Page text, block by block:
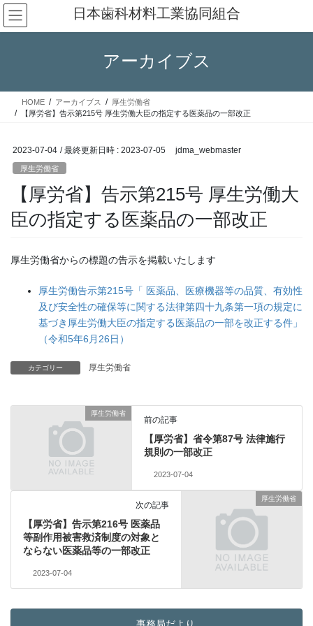
コ
ン
テ
ス
ナ
ビ
ゲ
ン
日本歯科材料工業協同組合
アーカイブス
HOME アーカイブス
厚生労働省
【厚労省】告示第215号 厚生労働大臣の指定する医薬品の一部改正
2023-07-04 / 最終更新日時 : 2023-07-05 jdma_webmaster
厚生労働省
【厚労省】告示第215号 厚生労働大
臣の指定する医薬品の一部改正
厚生労働省からの標題の告示を掲載いたします
厚生労働告示第215号「 医薬品、医療機器等の品質、有効性
及び安全性の確保等に関する法律第四十九条第一項の規定に
基づき厚生労働大臣の指定する医薬品の一部を改正する件」
（令和5年6月26日）
カテゴリー 厚生労働省
厚生労働省
前の記事
【厚労省】省令第87号 法律施行
規則の一部改正
2023-07-04
厚生労働省
次の記事
【厚労省】告示第216号 医薬品
等副作用被害救済制度の対象と
ならない医薬品等の一部改正
2023-07-04